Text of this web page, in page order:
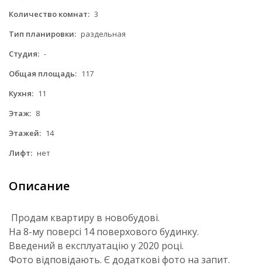
Количество комнат: 3
Тип планировки: раздельная
Студия: -
Общая площадь: 117
Кухня: 11
Этаж: 8
Этажей: 14
Лифт: нет
Описание
Продам квартиру в новобудові.
На 8-му поверсі 14 поверхового будинку.
Введений в експлуатацію у 2020 році.
Фото відповідають. Є додаткові фото на запит.